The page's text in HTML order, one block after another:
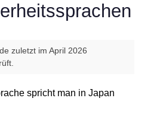
zuletzt im April 2026